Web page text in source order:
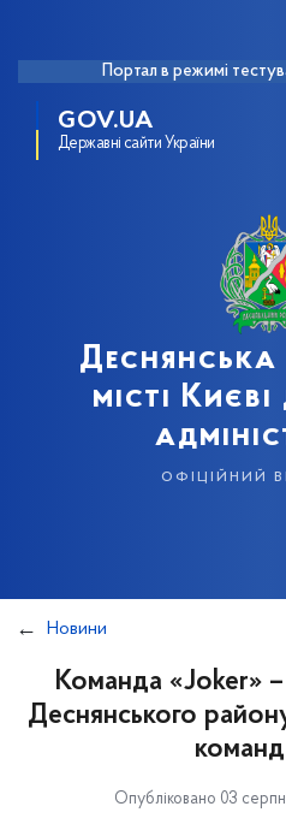
Портал в режимі
GOV.UA
Державні сайти України
місті
офіційний
Новини
Команда «Joker»
Деснянського
Опубліковано 03